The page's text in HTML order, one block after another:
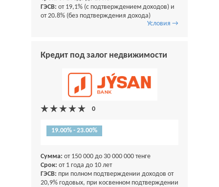
ГЭСВ: от 19,1% (с подтверждением доходов) и
от 20.8% (без подтверждения дохода)
Условия →
Кредит под залог недвижимости
19.00% - 23.00%
Сумма: от 150 000 до 30 000 000 тенге
Срок: от 1 года до 10 лет
ГЭСВ: при полном подтверждении доходов от
20,9% годовых, при косвенном подтверждении